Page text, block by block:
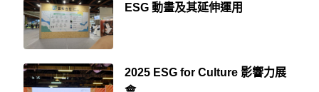
ESG 動畫及其延伸運用
2025 ESG for Culture 影響力展